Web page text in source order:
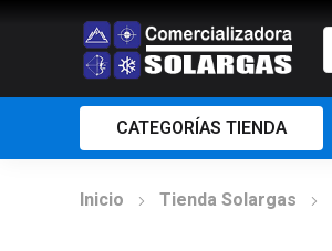
CATEGORÍAS TIENDA
Inicio Tienda Solargas